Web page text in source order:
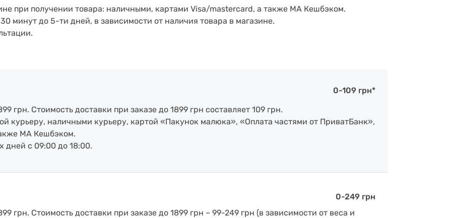
при получении товара: наличными, картами Visa/mastercard, а также МА Кешбэком.
минут до 5-ти дней, в зависимости от наличия товара в магазине.
0-109 грн*
грн. Стоимость доставки при заказе до 1899 грн составляет 109 грн.
курьеру, наличными курьеру, картой «Пакунок малюка», «Оплата частями от ПриватБанк»,
МА Кешбэком.
дней с 09:00 до 18:00.
0-249 грн
грн. Стоимость доставки при заказе до 1899 грн – 99-249 грн (в зависимости от веса и